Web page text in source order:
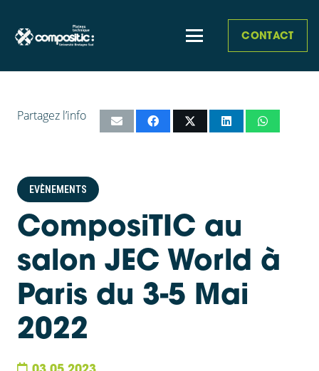
CONTACT
Partagez l’info
EVÈNEMENTS
ComposiTIC au
salon JEC World à
Paris du 3-5 Mai
2022